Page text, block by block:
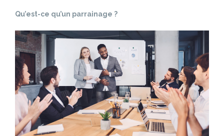
Qu’est-ce qu’un parrainage ?